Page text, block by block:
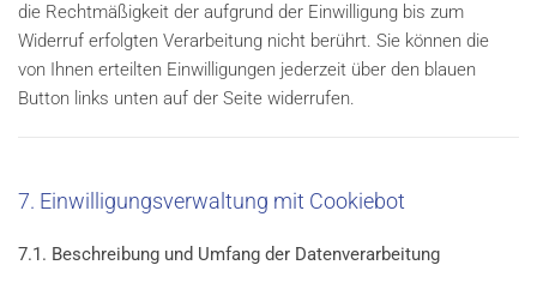
die Rechtmäßigkeit der aufgrund der Einwilligung bis zum
Widerruf erfolgten Verarbeitung nicht berührt. Sie können die
von Ihnen erteilten Einwilligungen jederzeit über den blauen
Button links unten auf der Seite widerrufen.
7. Einwilligungsverwaltung mit Cookiebot
7.1. Beschreibung und Umfang der Datenverarbeitung